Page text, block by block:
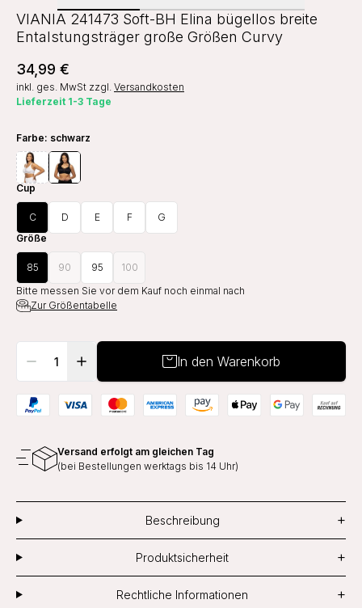
VIANIA 241473 Soft-BH Elina bügellos breite
Entalstungsträger große Größen Curvy
34,99 €
inkl. ges. MwSt zzgl. Versandkosten
Lieferzeit 1-3 Tage
Farbe: schwarz
Cup
C D E F
G
Größe
85 90 95
100
Bitte messen Sie vor dem Kauf noch einmal nach
Zur Größentabelle
In den Warenkorb
Versand erfolgt am gleichen Tag
(bei Bestellungen werktags bis 14 Uhr)
Beschreibung +
Produktsicherheit +
Rechtliche Informationen +